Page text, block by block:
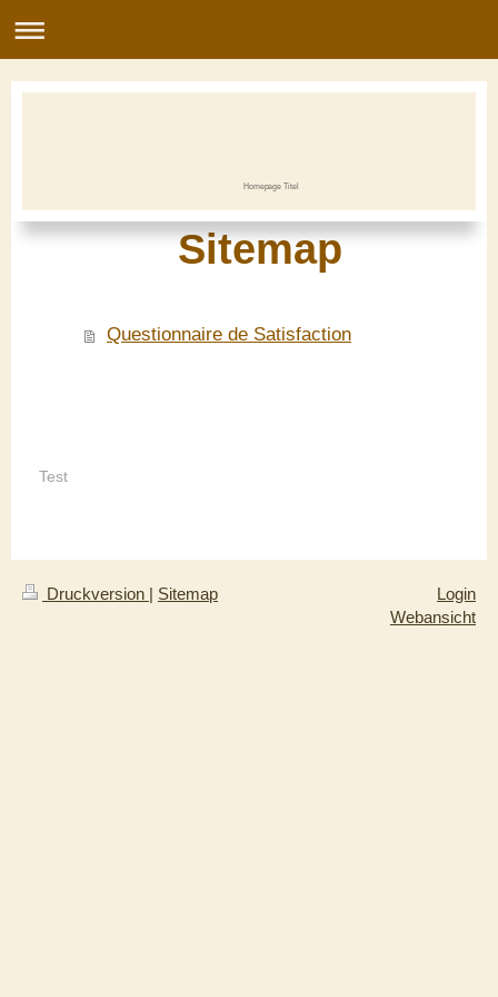
Homepage Titel
Sitemap
Questionnaire de Satisfaction
Test
Druckversion | Sitemap
Login
Webansicht